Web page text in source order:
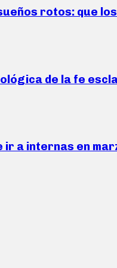
rotos: que
de la fe
ir a internas en